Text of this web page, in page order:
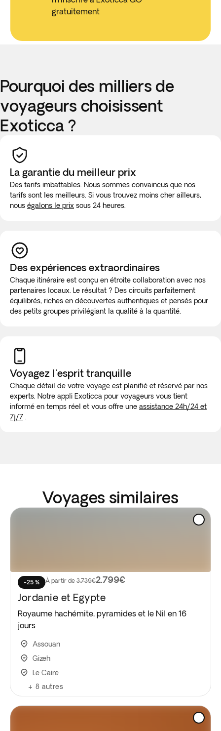
gratuitement
Pourquoi des milliers de
voyageurs choisissent
Exoticca ?
La garantie du meilleur prix
Des tarifs imbattables. Nous sommes convaincus que nos
tarifs sont les meilleurs. Si vous trouvez moins cher ailleurs,
nous égalons le prix sous 24 heures.
Des expériences extraordinaires
Chaque itinéraire est conçu en étroite collaboration avec nos
partenaires locaux. Le résultat ? Des circuits parfaitement
équilibrés, riches en découvertes authentiques et pensés pour
des petits groupes privilégiant la qualité à la quantité.
Voyagez l'esprit tranquille
Chaque détail de votre voyage est planifié et réservé par nos
experts. Notre appli Exoticca pour voyageurs vous tient
informé en temps réel et vous offre une assistance 24h/24 et
7j/7
Voyages similaires
-25 % À partir de 3.739€2.799€
Jordanie et Egypte
Royaume hachémite, pyramides et le Nil en 16
jours
Assouan
Gizeh
Le Caire
+ 8 autres